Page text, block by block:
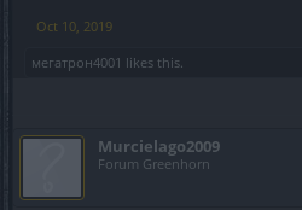
Oct 10, 2019
мегатрон4001 likes this.
Murcielago2009
Forum Greenhorn